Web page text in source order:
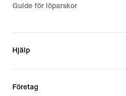
Guide för löparskor
Hjälp
Företag